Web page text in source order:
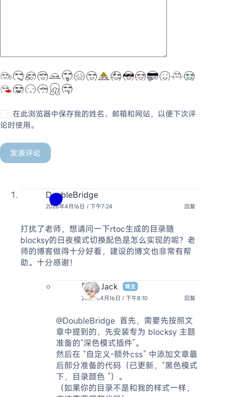
在此浏览器中保存我的姓名、邮箱和网站，以便下次评
论时使用。
发表评论
DoubleBridge
2026年4月16日 / 下午7:24 回复
打扰了老师，想请问一下rtoc生成的目录随
blocksy的日夜模式切换配色是怎么实现的呢？老
师的博客做得十分好看，建设的博文也非常有帮
助。十分感谢！
阿杰 Jack
博主
2026年4月16日 / 下午8:10
回复
@DoubleBridge 首先，需要先按照文
章中提到的，先安装专为 blocksy 主题
准备的“深色模式插件”。
然后在 “自定义-额外css” 中添加文章最
后部分准备的代码（已更新，“黑色模式
下，目录颜色 ”）。
（如果你的目录不是和我的样式一样，